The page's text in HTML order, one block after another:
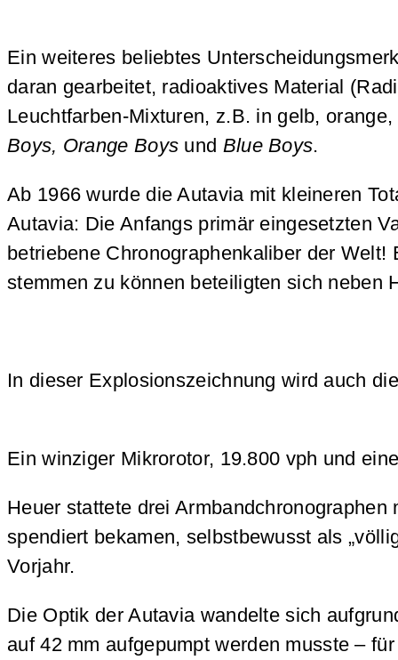
Ein weiteres beliebtes
daran gearbeitet, radioaktives Material
Leuchtfarben-Mixturen, z.B. in gelb,
Boys, Orange Boys und Blue Boys.
Ab 1966 wurde die Autavia mit kleineren
Autavia: Die Anfangs primär eingesetzten
betriebene Chronographenkaliber der
stemmen zu können beteiligten sich neben
In dieser Explosionszeichnung wird auch
Ein winziger Mikrorotor, 19.800 vph und
Heuer stattete drei
spendiert bekamen, selbstbewusst als
Vorjahr.
Die Optik der Autavia wandelte sich
auf 42 mm aufgepumpt werden musste –